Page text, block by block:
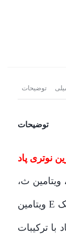
توضیحات
توضیحات
نوتری پاد
ویتامین ث،
ویتامین E و زینک به سلامت پوست، مو و ناخن کمک موثری می‌کند. ساشه کلاژن مارین نوتری به ساخت کلاژن در بدن کمک
ترکیبات